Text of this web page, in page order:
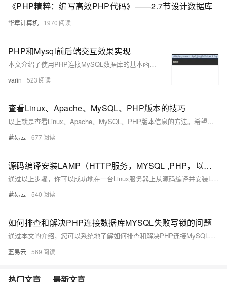
《PHP精粹：编写高效PHP代码》——2.7节设计数据库
华章计算机 1970
PHP和Mysql前后端交互效果实现
本文介绍了使用PHP连接MySQL数据库的基本函数及其实现案例。内容涵盖数据库连接、选择数据库、执行查询、获取结果等常用操作，并通过用户登录和修改密码的功能实例，展示了PHP与MySQL的交互过程及代码实现。
varin 523
查看Linux、Apache、MySQL、PHP版本的技巧
以上就是查看Linux、Apache、MySQL、PHP版本信息的方法。希望这些信息能帮助你更好地理解和使用你的LAMP技术栈。
蓝易云 677
源码编译安装LAMP（HTTP服务，MYSQL ,PHP，以及bbs论坛）
通过以上步骤，你可以成功地在一台Linux服务器上从源码编译并安装LAMP环境，并配置一个BBS论坛（Discuz!）。这些步骤涵盖了从安装依赖、下载源代码、配置编译到安装完成的所有细节。每个命令的解释确保了过程的透明度，使即使是非专业人士也能够理解整个流程。
蓝易云 540
如何排查和解决PHP连接数据库MYSQL失败写锁的问题
通过本文的介绍，您可以系统地了解如何排查和解决PHP连接MySQL数据库失败及写锁问题。通过检查配置、确保服务启动、调整防火墙设置和用户权限，以及识别和解决长时间运行的事务和死锁问题，可以有效地保障应用的稳定运行。
蓝易云 569